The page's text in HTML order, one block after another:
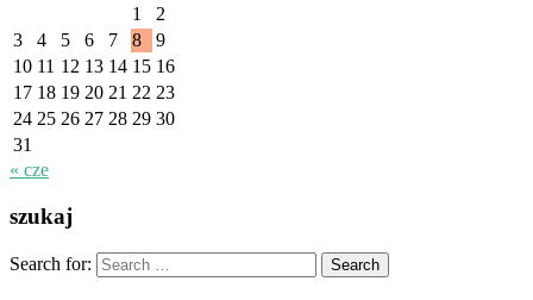
1
2
3
4 5 6 7 8
9
10 11 12 13 14 15 16
17 18 19 20 21 22 23
24 25 26 27 28 29 30
31
« cze
szukaj
Search for: